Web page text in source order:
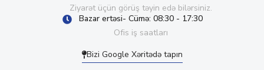
Ziyarət üçün görüş təyin edə bilərsiniz.
Bazar ertəsi- Cümə: 08:30 - 17:30
Ofis iş saatları
Bizi Google Xəritədə tapın